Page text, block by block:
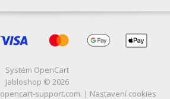
Systém OpenCart
Jabloshop © 2026
opencart-support.com. | Nastavení cookies